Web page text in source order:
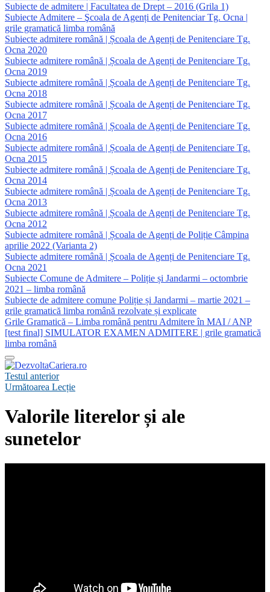
Subiecte de admitere | Facultatea de Drept – 2016 (Grila 1)
Subiecte Admitere – Şcoala de Agenți de Penitenciar Tg. Ocna |
grile gramatică limba română
Subiecte admitere română | Școala de Agenți de Penitenciare Tg.
Ocna 2020
Subiecte admitere română | Școala de Agenți de Penitenciare Tg.
Ocna 2019
Subiecte admitere română | Școala de Agenți de Penitenciare Tg.
Ocna 2018
Subiecte admitere română | Școala de Agenți de Penitenciare Tg.
Ocna 2017
Subiecte admitere română | Școala de Agenți de Penitenciare Tg.
Ocna 2016
Subiecte admitere română | Școala de Agenți de Penitenciare Tg.
Ocna 2015
Subiecte admitere română | Școala de Agenți de Penitenciare Tg.
Ocna 2014
Subiecte admitere română | Școala de Agenți de Penitenciare Tg.
Ocna 2013
Subiecte admitere română | Școala de Agenți de Penitenciare Tg.
Ocna 2012
Subiecte admitere română | Școala de Agenți de Poliție Câmpina
aprilie 2022 (Varianta 2)
Subiecte admitere română | Școala de Agenți de Penitenciare Tg.
Ocna 2021
Subiecte Comune de Admitere – Poliție și Jandarmi – octombrie
2021 – limba română
Subiecte de admitere comune Poliție și Jandarmi – martie 2021 –
grile gramatică limba română rezolvate și explicate
Grile Gramatică – Limba română pentru Admitere în MAI / ANP
[test final] SIMULATOR EXAMEN ADMITERE | grile gramatică
limba română
Testul anterior
Următoarea Lecție
Valorile literelor și ale
sunetelor